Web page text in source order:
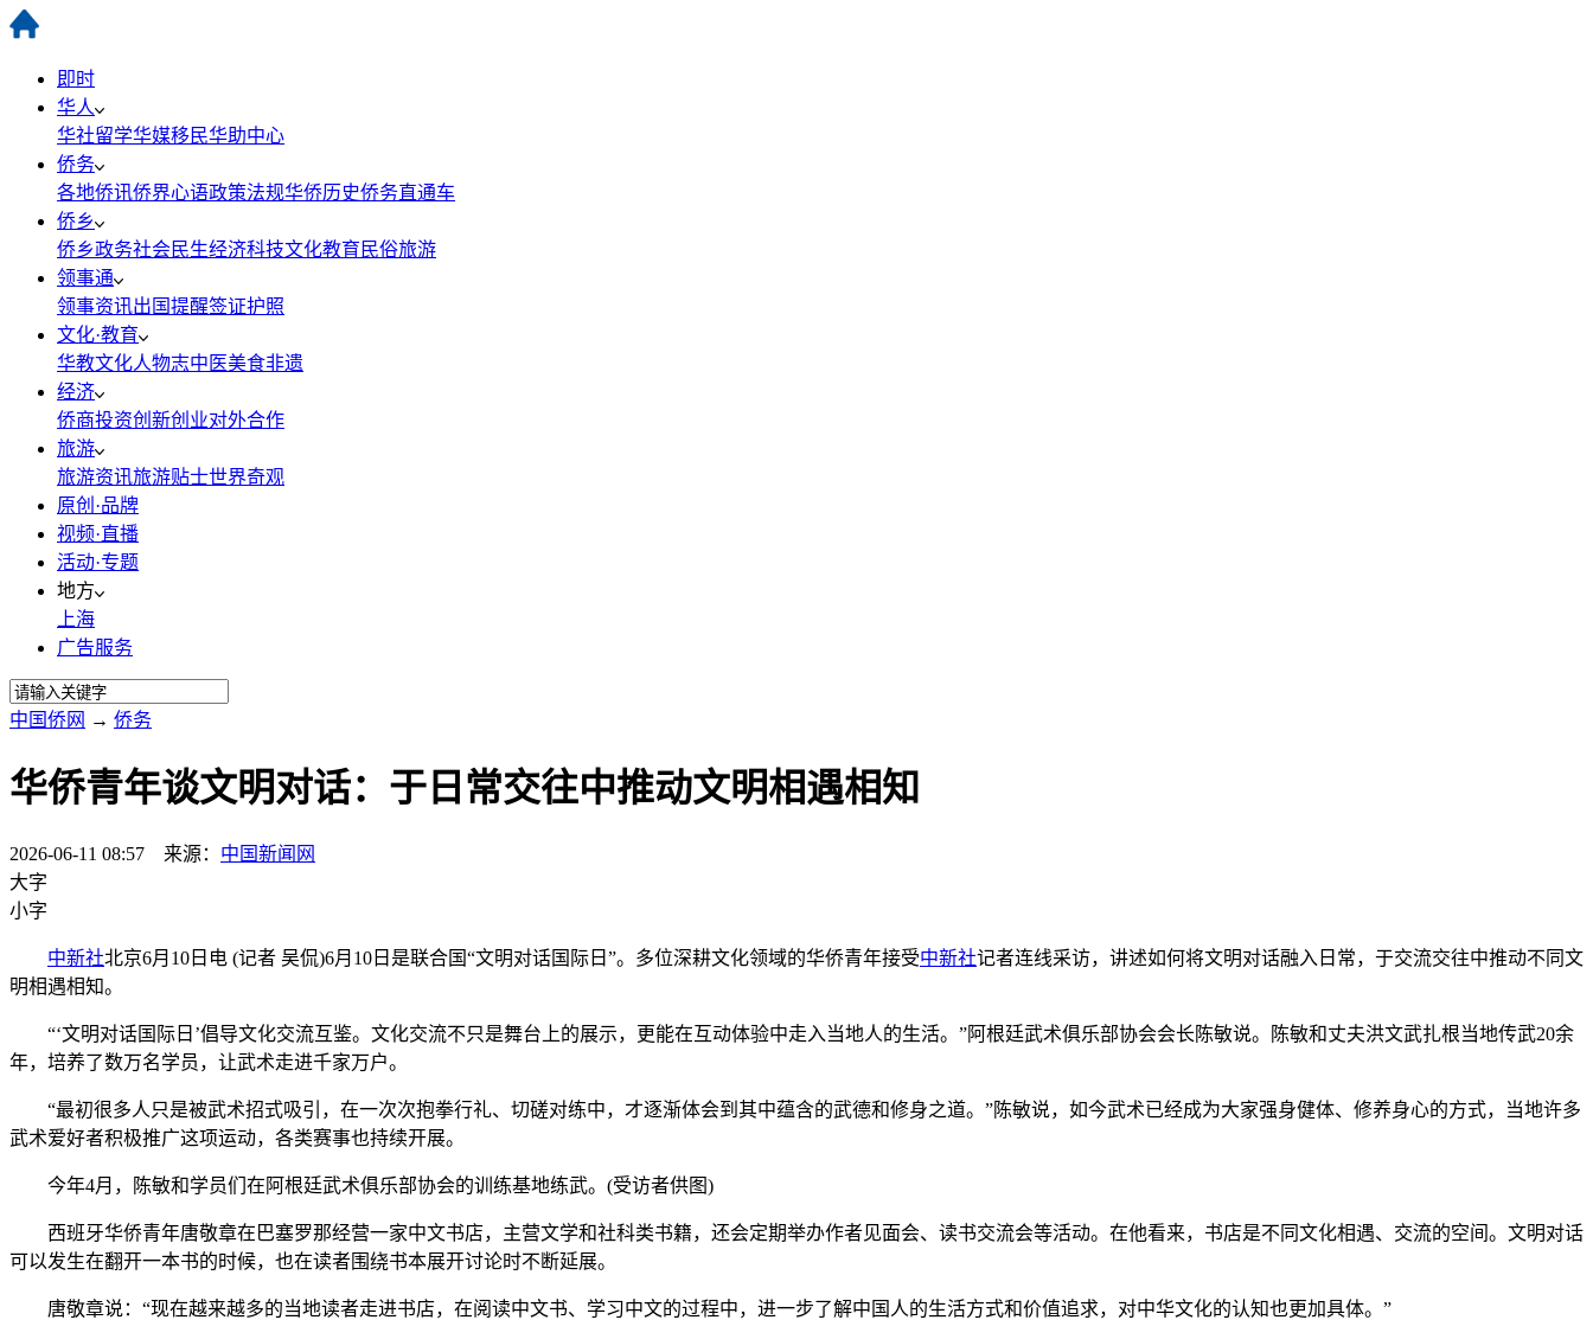
即时
华人
华社留学华媒移民华助中心
侨务
各地侨讯侨界心语政策法规华侨历史侨务直通车
侨乡
侨乡政务社会民生经济科技文化教育 民俗旅游
领事通
领事资讯出国提醒签证护照
文化·教育
华教文化人物志中医美食非遗
经济
侨商投资创新创业对外合作
旅游
旅游资讯旅游贴士世界奇观
原创·品牌
视频·直播
活动·专题
地方
上海
广告服务
中国侨网 → 侨务
华侨青年谈文明对话：于日常交往中推动文明相遇相知
2026-06-11 08:57 来源： 中国新闻网
大字
小字
中新社北京6月10日电 (记者 吴侃)6月10日是联合国“文明对话国际日”。多位深耕文化领域的华侨青年接受中新社记者连线采访，讲述如何将文明对话融入日常，于交流交往中推动不同文
明相遇相知。
“‘文明对话国际日’倡导文化交流互鉴。文化交流不只是舞台上的展示，更能在互动体验中走入当地人的生活。”阿根廷武术俱乐部协会会长陈敏说。陈敏和丈夫洪文武扎根当地传武20余
年，培养了数万名学员，让武术走进千家万户。
“最初很多人只是被武术招式吸引，在一次次抱拳行礼、切磋对练中，才逐渐体会到其中蕴含的武德和修身之道。”陈敏说，如今武术已经成为大家强身健体、修养身心的方式，当地许多
武术爱好者积极推广这项运动，各类赛事也持续开展。
今年4月，陈敏和学员们在阿根廷武术俱乐部协会的训练基地练武。(受访者供图)
西班牙华侨青年唐敬章在巴塞罗那经营一家中文书店，主营文学和社科类书籍，还会定期举办作者见面会、读书交流会等活动。在他看来，书店是不同文化相遇、交流的空间。文明对话
可以发生在翻开一本书的时候，也在读者围绕书本展开讨论时不断延展。
唐敬章说：“现在越来越多的当地读者走进书店，在阅读中文书、学习中文的过程中，进一步了解中国人的生活方式和价值追求，对中华文化的认知也更加具体。”